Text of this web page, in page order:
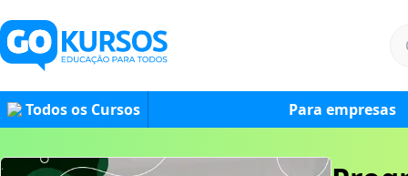
Todos os Cursos Para empresas